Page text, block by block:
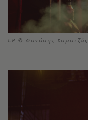
LP © Θανάσης Καρατζάς